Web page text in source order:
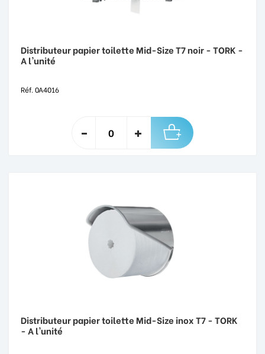
Distributeur papier toilette Mid-Size T7 noir - TORK -
A l'unité
Réf. 0A4016
Distributeur papier toilette Mid-Size inox T7 - TORK
- A l'unité